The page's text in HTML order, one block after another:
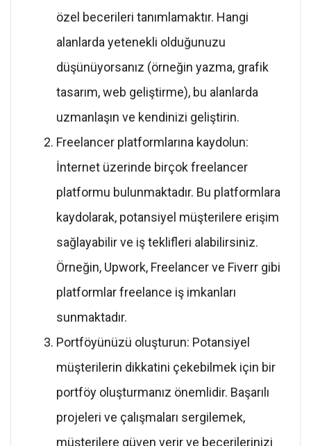
özel becerileri tanımlamaktır. Hangi
alanlarda yetenekli olduğunuzu
düşünüyorsanız (örneğin yazma, grafik
tasarım, web geliştirme), bu alanlarda
uzmanlaşın ve kendinizi geliştirin.
Freelancer platformlarına kaydolun:
İnternet üzerinde birçok freelancer
platformu bulunmaktadır. Bu platformlara
kaydolarak, potansiyel müşterilere erişim
sağlayabilir ve iş teklifleri alabilirsiniz.
Örneğin, Upwork, Freelancer ve Fiverr gibi
platformlar freelance iş imkanları
sunmaktadır.
Portföyünüzü oluşturun: Potansiyel
müşterilerin dikkatini çekebilmek için bir
portföy oluşturmanız önemlidir. Başarılı
projeleri ve çalışmaları sergilemek,
müşterilere güven verir ve becerilerinizi